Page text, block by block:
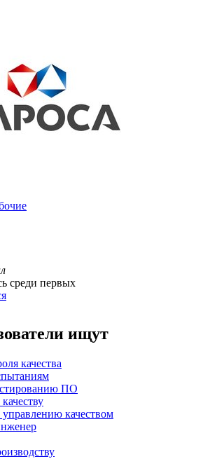
среди первых
ищут
качества
ПО
качеством